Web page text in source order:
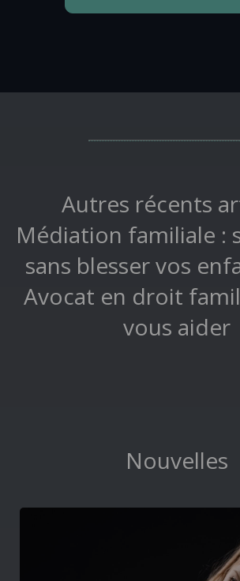
Autres récents
Médiation familiale :
sans blesser vos
Avocat en droit
vous aider
Nouvelles